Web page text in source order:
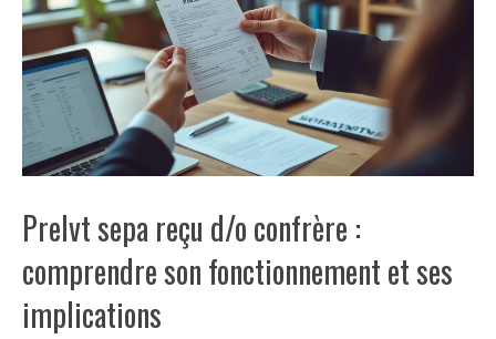
Prelvt sepa reçu d/o confrère :
comprendre son fonctionnement et ses
implications